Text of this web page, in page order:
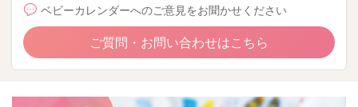
ベビーカレンダーへのご意見をお聞かせください
ご質問・お問い合わせはこちら